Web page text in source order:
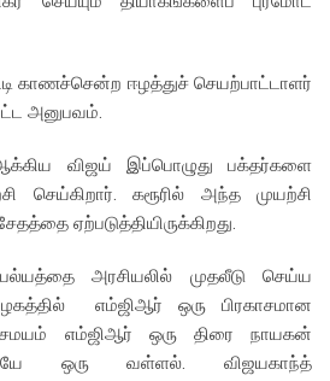
காணச்சென்ற ஈழத்துச் செயற்பாட்டாளர்
அனுபவம்.
விஜய் இப்பொழுது பக்தர்களை
செய்கிறார். கரூரில் அந்த முயற்சி
ஏற்படுத்தியிருக்கிறது.
அரசியலில் முதலீடு செய்ய
எம்ஜிஆர் ஒரு பிரகாசமான
எம்ஜிஆர் ஒரு திரை நாயகன்
ஒரு வள்ளல். விஜயகாந்த்